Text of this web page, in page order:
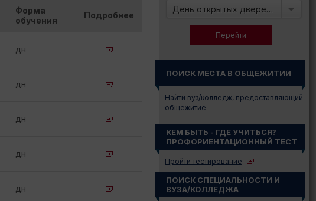
Форма
обучения
Подробнее
дн
дн
дн
дн
дн
День открытых дверей в:
ПОИСК МЕСТА В ОБЩЕЖИТИИ
Найти вуз/колледж, предоставляющий
общежитие
КЕМ БЫТЬ - ГДЕ УЧИТЬСЯ?
ПРОФОРИЕНТАЦИОННЫЙ ТЕСТ
Пройти тестирование
ПОИСК СПЕЦИАЛЬНОСТИ И
ВУЗА/КОЛЛЕДЖА